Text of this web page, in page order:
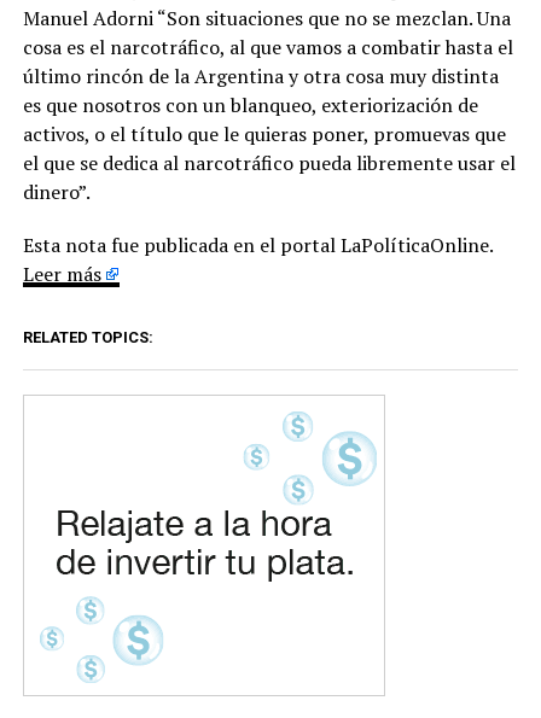
Manuel Adorni “Son situaciones que no se mezclan. Una
cosa es el narcotráfico, al que vamos a combatir hasta el
último rincón de la Argentina y otra cosa muy distinta
es que nosotros con un blanqueo, exteriorización de
activos, o el título que le quieras poner, promuevas que
el que se dedica al narcotráfico pueda libremente usar el
dinero”.
Esta nota fue publicada en el portal LaPolíticaOnline.
Leer más
RELATED TOPICS: